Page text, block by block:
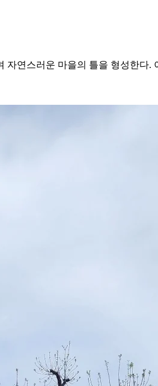
연스러운 마을의 틀을 형성한다.